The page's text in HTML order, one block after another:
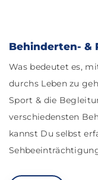
Behinderten- &
Was bedeutet es,
durchs Leben zu
Sport & die
verschiedensten
kannst Du selbst